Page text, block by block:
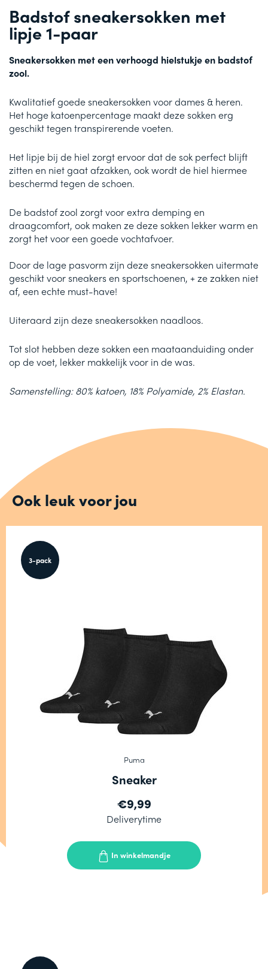
Badstof sneakersokken met
lipje 1-paar
Sneakersokken met een verhoogd hielstukje en badstof
zool.
Kwalitatief goede sneakersokken voor dames & heren.
Het hoge katoenpercentage maakt deze sokken erg
geschikt tegen transpirerende voeten.
Het lipje bij de hiel zorgt ervoor dat de sok perfect blijft
zitten en niet gaat afzakken, ook wordt de hiel hiermee
beschermd tegen de schoen.
De badstof zool zorgt voor extra demping en
draagcomfort, ook maken ze deze sokken lekker warm en
zorgt het voor een goede vochtafvoer.
Door de lage pasvorm zijn deze sneakersokken uitermate
geschikt voor sneakers en sportschoenen, + ze zakken niet
af, een echte must-have!
Uiteraard zijn deze sneakersokken naadloos.
Tot slot hebben deze sokken een maataanduiding onder
op de voet, lekker makkelijk voor in de was.
Samenstelling: 80% katoen, 18% Polyamide, 2% Elastan.
Ook leuk voor jou
3-pack
Puma
Sneaker
€9,99
Deliverytime
In winkelmandje